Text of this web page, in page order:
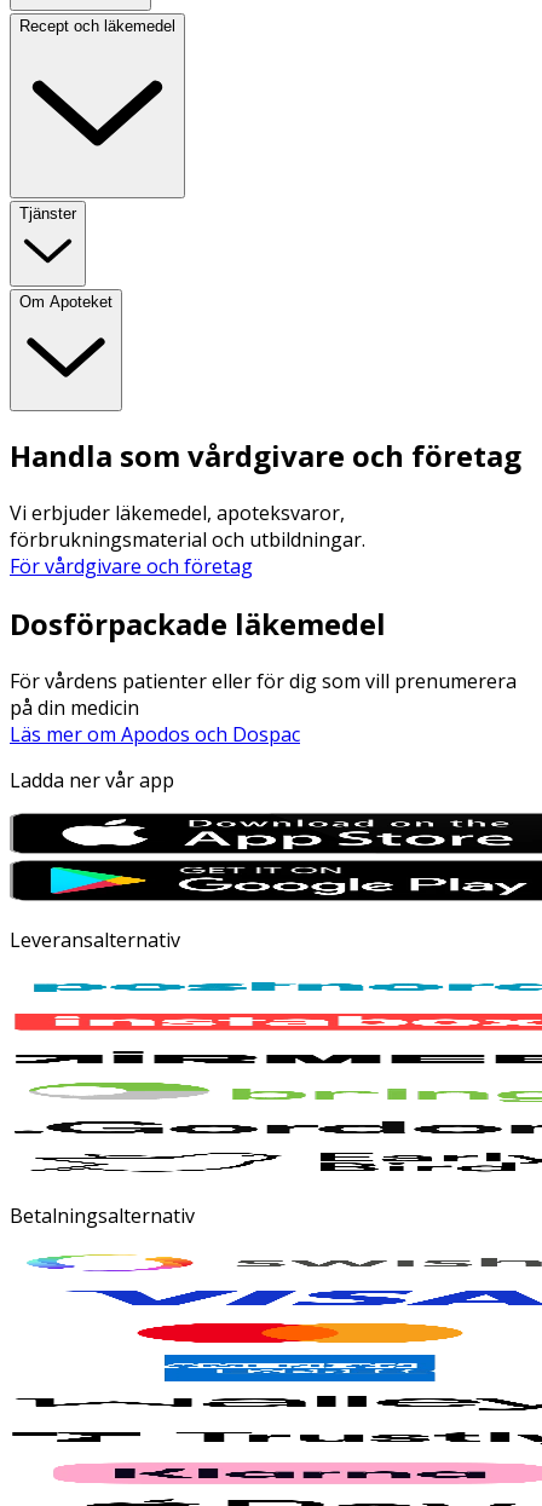
Recept och läkemedel
Tjänster
Om Apoteket
Handla som vårdgivare och företag
Vi erbjuder läkemedel, apoteksvaror,
förbrukningsmaterial och utbildningar.
För vårdgivare och företag
Dosförpackade läkemedel
För vårdens patienter eller för dig som vill prenumerera
på din medicin
Läs mer om Apodos och Dospac
Ladda ner vår app
Leveransalternativ
Betalningsalternativ